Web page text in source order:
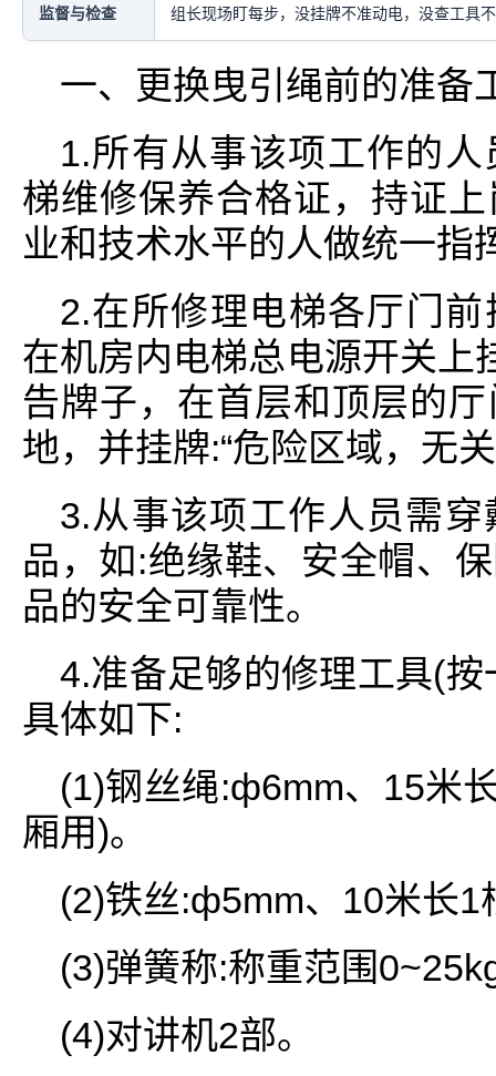
监督与检查 组长现场盯每步，没挂牌不准动电，没查工具
一、更换曳引绳前的准备
1.所有从事该项工作的
梯维修保养合格证，持证
业和技术水平的人做统一指
2.在所修理电梯各厅门前
在机房内电梯总电源开关上
告牌子，在首层和顶层的
地，并挂牌:“危险区域，无
3.从事该项工作人员需
品，如:绝缘鞋、安全帽、
品的安全可靠性。
4.准备足够的修理工具(
具体如下:
(1)钢丝绳:ф6mm、15米
厢用)。
(2)铁丝:ф5mm、10米长1
(3)弹簧称:称重范围
(4)对讲机2部。